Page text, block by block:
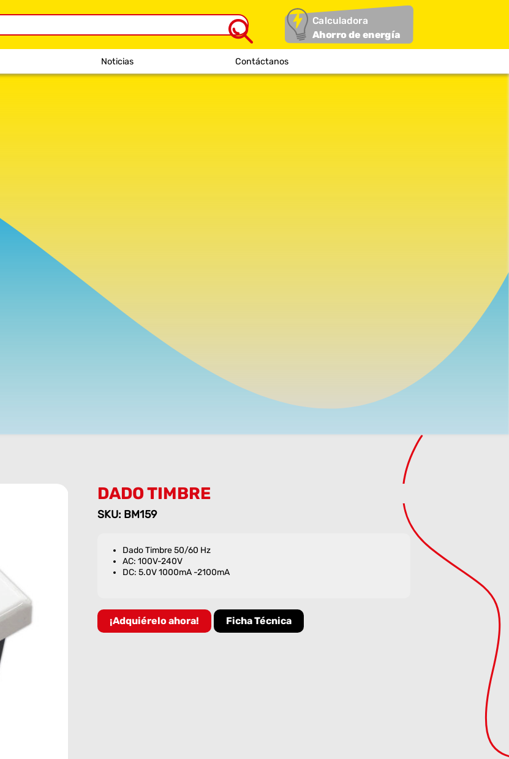
Calculadora
Ahorro de energía
Noticias Contáctanos
DADO TIMBRE
SKU: BM159
Dado Timbre 50/60 Hz
AC: 100V-240V
DC: 5.0V 1000mA -2100mA
¡Adquiérelo ahora! Ficha Técnica